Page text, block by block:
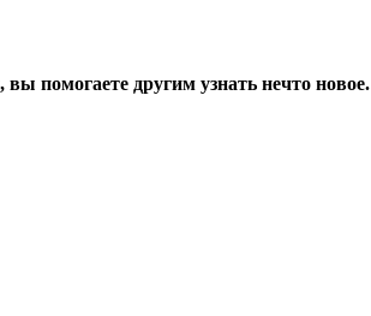
помогаете другим узнать нечто новое.